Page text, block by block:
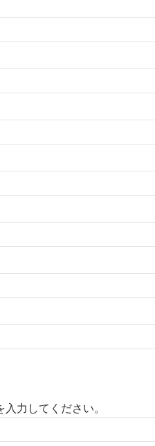
入力してください。